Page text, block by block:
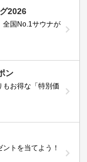
2026
全国No.1サウナが
ン
お得な「特別価
トを当てよう！